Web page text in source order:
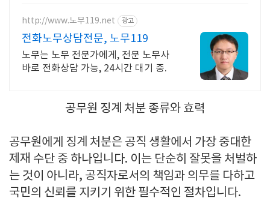
http://www.노무119.net 광고
전화노무상담전문, 노무119
노무는 노무 전문가에게, 전문 노무사
바로 전화상담 가능, 24시간 대기 중.
공무원 징계 처분 종류와 효력
공무원에게 징계 처분은 공직 생활에서 가장 중대한
제재 수단 중 하나입니다. 이는 단순히 잘못을 처벌하
는 것이 아니라, 공직자로서의 책임과 의무를 다하고
국민의 신뢰를 지키기 위한 필수적인 절차입니다.